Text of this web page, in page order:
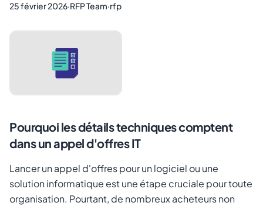
25 février 2026·RFP Team·rfp
Pourquoi les détails techniques comptent
dans un appel d'offres IT
Lancer un appel d'offres pour un logiciel ou une
solution informatique est une étape cruciale pour toute
organisation. Pourtant, de nombreux acheteurs non